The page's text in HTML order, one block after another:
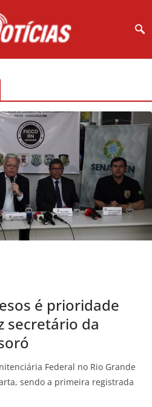
é prioridade
secretário da
Federal no Rio Grande
sendo a primeira registrada